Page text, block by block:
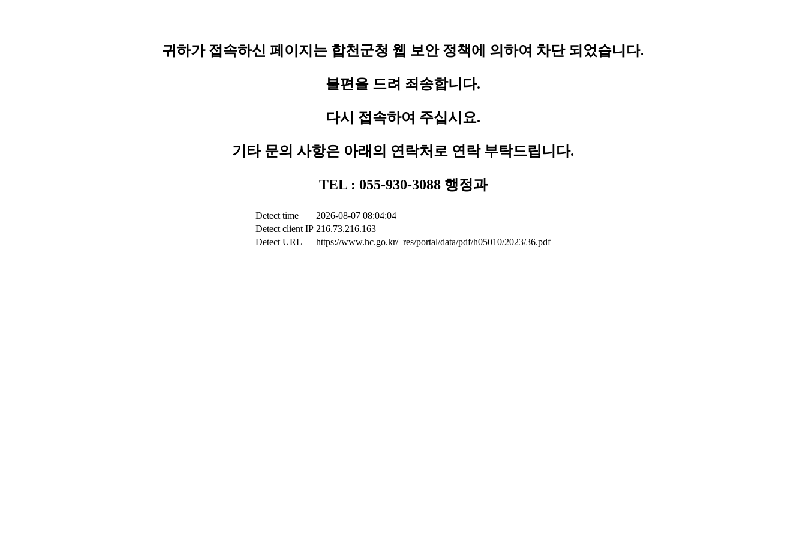
귀하가 접속하신 페이지는 합천군청 웹 보안 정책에 의하여 차단 되었습니다.
불편을 드려 죄송합니다.
다시 접속하여 주십시요.
기타 문의 사항은 아래의 연락처로 연락 부탁드립니다.
TEL : 055-930-3088 행정과
Detect time
2026-08-07 08:04:04
Detect client IP 216.73.216.163
Detect URL
https://www.hc.go.kr/_res/portal/data/pdf/h05010/2023/36.pdf